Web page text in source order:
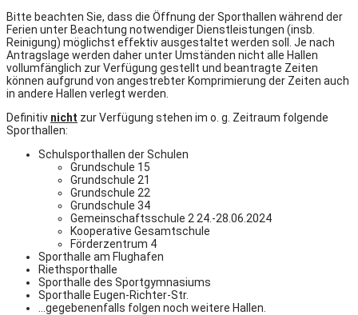
Bitte beachten Sie, dass die Öffnung der Sporthallen während der
Ferien unter Beachtung notwendiger Dienstleistungen (insb.
Reinigung) möglichst effektiv ausgestaltet werden soll. Je nach
Antragslage werden daher unter Umständen nicht alle Hallen
vollumfänglich zur Verfügung gestellt und beantragte Zeiten
können aufgrund von angestrebter Komprimierung der Zeiten auch
in andere Hallen verlegt werden.
Definitiv nicht zur Verfügung stehen im o. g. Zeitraum folgende
Sporthallen:
Schulsporthallen der Schulen
Grundschule 15
Grundschule 21
Grundschule 22
Grundschule 34
Gemeinschaftsschule 2 24.-28.06.2024
Kooperative Gesamtschule
Förderzentrum 4
Sporthalle am Flughafen
Riethsporthalle
Sporthalle des Sportgymnasiums
Sporthalle Eugen-Richter-Str.
…gegebenenfalls folgen noch weitere Hallen.